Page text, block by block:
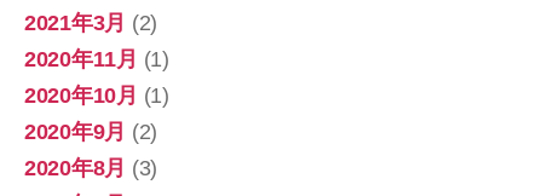
2021年3月 (2)
2020年11月 (1)
2020年10月 (1)
2020年9月 (2)
2020年8月 (3)